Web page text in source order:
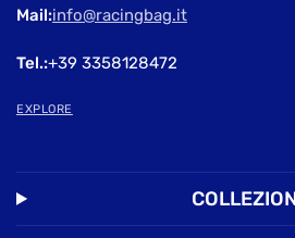
Mail:info@racingbag.it
Tel.:+39 3358128472
EXPLORE